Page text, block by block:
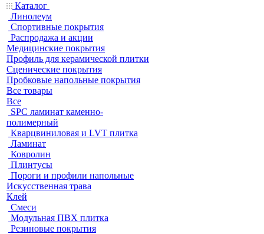
Каталог
Линолеум
Спортивные покрытия
Распродажа и акции
Медицинские покрытия
Профиль для керамической плитки
Сценические покрытия
Пробковые напольные покрытия
Все товары
Все
SPC ламинат каменно-
полимерный
Кварцвиниловая и LVT плитка
Ламинат
Ковролин
Плинтусы
Пороги и профили напольные
Искусственная трава
Клей
Смеси
Модульная ПВХ плитка
Резиновые покрытия